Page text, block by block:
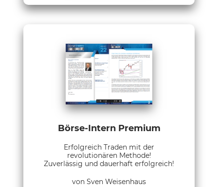
Börse-Intern Premium
Erfolgreich Traden mit der
revolutionären Methode!
Zuverlässig und dauerhaft erfolgreich!
von Sven Weisenhaus